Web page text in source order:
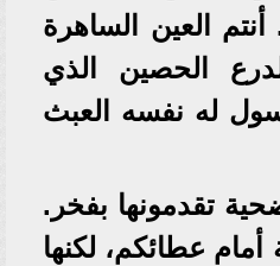
أنتم العين الساهرة
الحصين الذي
له نفسه العبث
تقدمونها بفخر.
عطائكم، لكنها